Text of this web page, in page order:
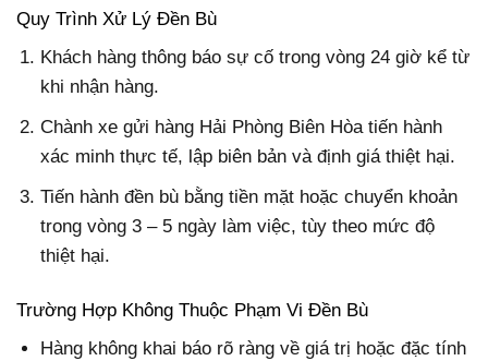
Quy Trình Xử Lý Đền Bù
Khách hàng thông báo sự cố trong vòng 24 giờ kể từ
khi nhận hàng.
Chành xe gửi hàng Hải Phòng Biên Hòa tiến hành
xác minh thực tế, lập biên bản và định giá thiệt hại.
Tiến hành đền bù bằng tiền mặt hoặc chuyển khoản
trong vòng 3 – 5 ngày làm việc, tùy theo mức độ
thiệt hại.
Trường Hợp Không Thuộc Phạm Vi Đền Bù
Hàng không khai báo rõ ràng về giá trị hoặc đặc tính